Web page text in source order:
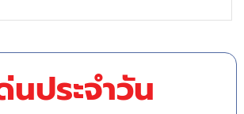
นประจำวัน